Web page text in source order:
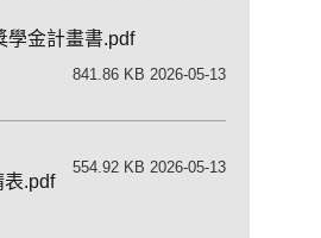
學金計畫書.pdf
841.86 KB 2026-05-13
表.pdf
554.92 KB 2026-05-13